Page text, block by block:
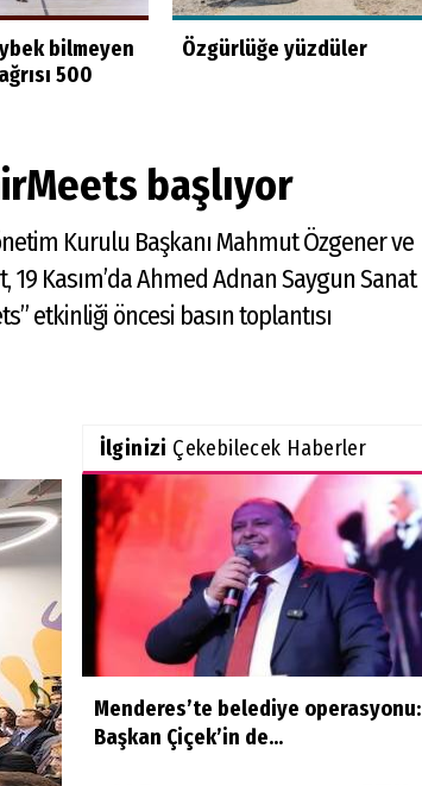
bilmeyen
500
Özgürlüğe yüzdüler
başlıyor
Kurulu Başkanı Mahmut Özgener ve
Kasım’da Ahmed Adnan Saygun Sanat
etkinliği öncesi basın toplantısı
İlginizi Çekebilecek Haberler
Menderes’te belediye operasyonu:
Başkan Çiçek’in de...